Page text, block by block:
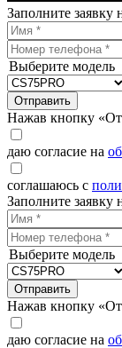
Заполните заявку
Выберите модель
Отправить
Нажав кнопку
даю согласие на
соглашаюсь с
Заполните заявку
Выберите модель
Отправить
Нажав кнопку
даю согласие на